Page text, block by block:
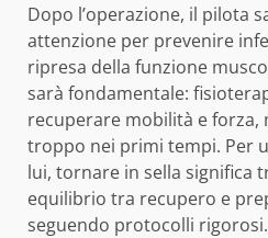
Dopo l’operazione, il pilota
attenzione per prevenire
ripresa della funzione
sarà fondamentale:
recuperare mobilità e forza,
troppo nei primi tempi. Per
lui, tornare in sella significa
equilibrio tra recupero e
seguendo protocolli rigorosi.